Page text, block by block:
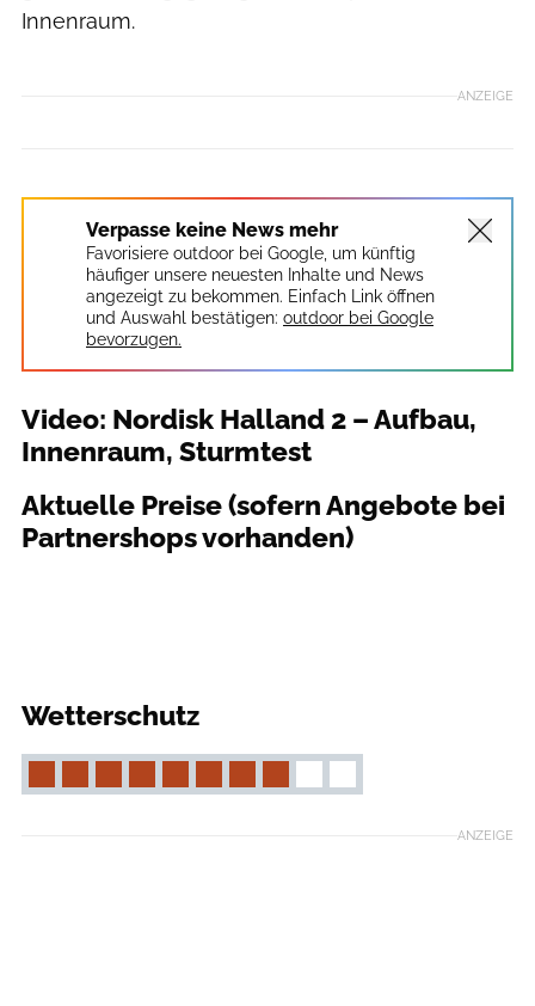
Innenraum.
ANZEIGE
Verpasse keine News mehr
Favorisiere outdoor bei Google, um künftig
häufiger unsere neuesten Inhalte und News
angezeigt zu bekommen. Einfach Link öffnen
und Auswahl bestätigen: outdoor bei Google
bevorzugen.
Video: Nordisk Halland 2 – Aufbau,
Innenraum, Sturmtest
Aktuelle Preise (sofern Angebote bei
Partnershops vorhanden)
Wetterschutz
ANZEIGE